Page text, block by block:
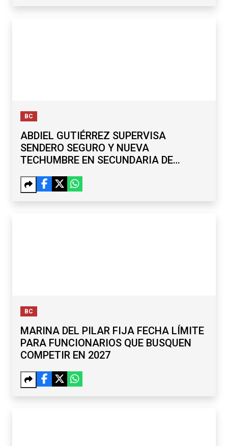
BC
ABDIEL GUTIÉRREZ SUPERVISA
SENDERO SEGURO Y NUEVA
TECHUMBRE EN SECUNDARIA DE
BC
MARINA DEL PILAR FIJA FECHA LÍMITE
PARA FUNCIONARIOS QUE BUSQUEN
COMPETIR EN 2027